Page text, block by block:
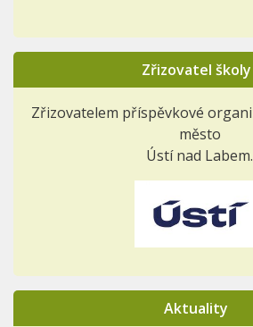
Zřizovatel školy
Zřizovatelem příspěvkové
město
Ústí nad Labem.
Aktuality